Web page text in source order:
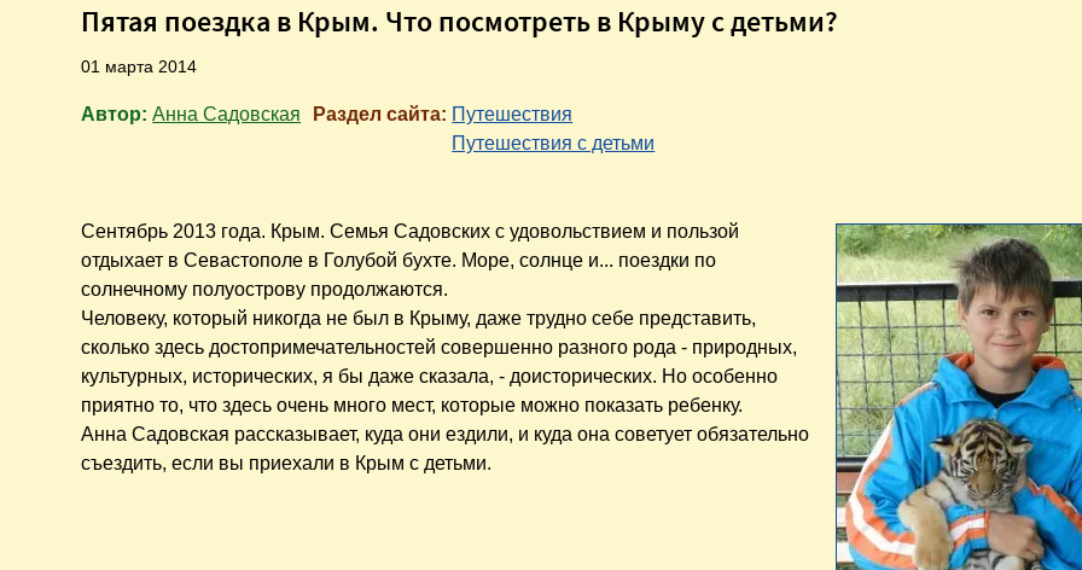
Пятая поездка в Крым. Что посмотреть в Крыму с детьми?
01 марта 2014
Автор:Анна Садовская Раздел сайта: Путешествия
Путешествия с детьми
Сентябрь 2013 года. Крым. Семья Садовских с удовольствием и пользой
отдыхает в Севастополе в Голубой бухте. Море, солнце и... поездки по
солнечному полуострову продолжаются.
Человеку, который никогда не был в Крыму, даже трудно себе представить,
сколько здесь достопримечательностей совершенно разного рода - природных,
культурных, исторических, я бы даже сказала, - доисторических. Но особенно
приятно то, что здесь очень много мест, которые можно показать ребенку.
Анна Садовская рассказывает, куда они ездили, и куда она советует обязательно
съездить, если вы приехали в Крым с детьми.